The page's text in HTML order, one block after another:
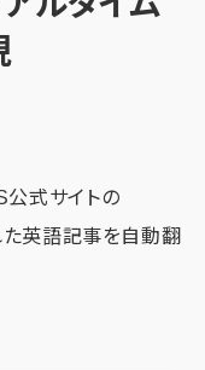
式サイトの
英語記事を自動翻